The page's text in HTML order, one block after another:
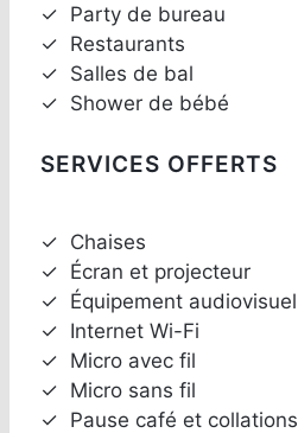
✓ Party de bureau
✓ Restaurants
✓ Salles de bal
✓ Shower de bébé
SERVICES OFFERTS
✓ Chaises
✓ Écran et projecteur
✓ Équipement audiovisuel
✓ Internet Wi-Fi
✓ Micro avec fil
✓ Micro sans fil
✓ Pause café et collations